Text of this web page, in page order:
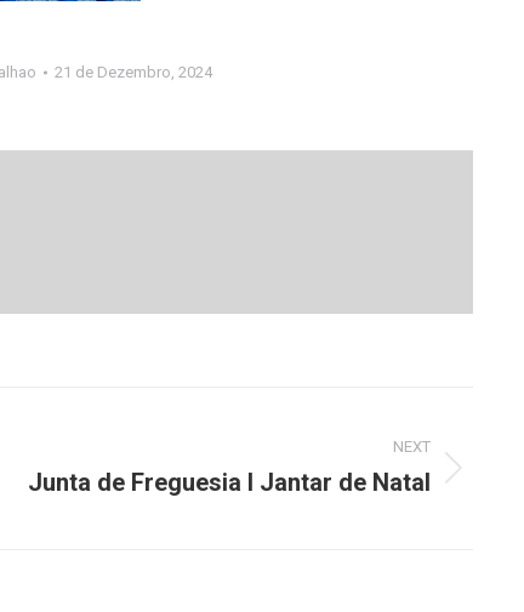
21 de Dezembro, 2024
NEXT
Next
Junta de Freguesia I Jantar de Natal